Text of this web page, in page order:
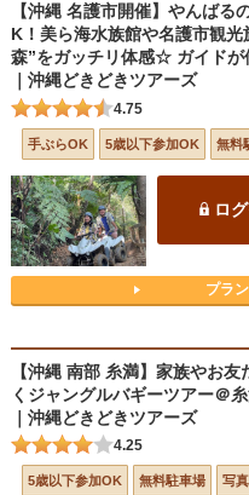
【沖縄 名護市開催】やんば
K！美ら海水族館や名護市観
森”をガッチリ体感☆ ガイド
｜沖縄どきどきツアーズ
4.75
手ぶらOK 5歳以下参加OK 無料
ロ
プラ
【沖縄 南部 糸満】家族やお
くジャングルバギーツアー＠
｜沖縄どきどきツアーズ
4.25
5歳以下参加OK 無料駐車場 写